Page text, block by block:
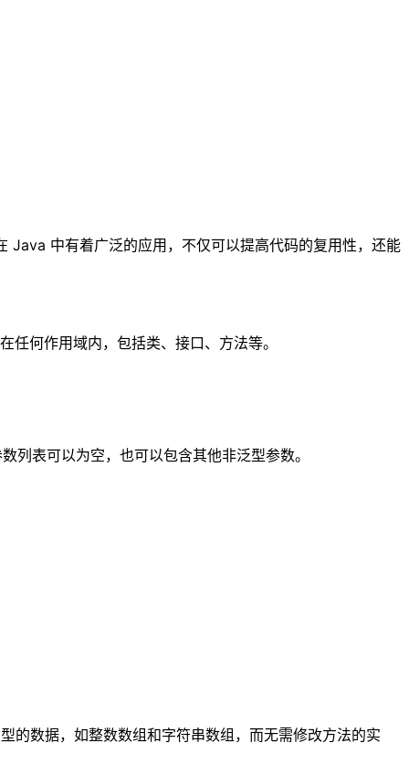
Java 中有着广泛的应用，不仅可以提高代码的复用性，还能
何作用域内，包括类、接口、方法等。
表可以为空，也可以包含其他非泛型参数。
数据，如整数数组和字符串数组，而无需修改方法的实